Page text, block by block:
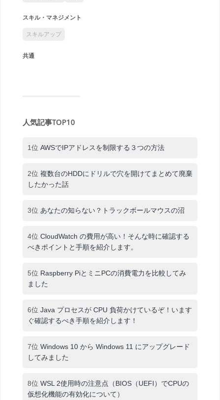
スキル・マネジメント
スキルアップ
共通
人気記事TOP10
1位 AWSでIPアドレスを制限する３つの方法
2位 複数台のHDDにドリルで穴を開けてまとめて廃棄
したかった話
3位 あなたの知らない？トラックボールマウスの沼
4位 CloudWatch の費用が高い！そんな時に確認する
べきポイントと手順を紹介します。
5位 Raspberry PiとミニPCの消費電力を比較してみ
ました
6位 Java プロセスが CPU 負荷かけているぞ！います
ぐ確認するべき手順を紹介します！
7位 Windows 10 から Windows 11 にアップグレード
してみました
8位 WSL 2使用時の注意点（BIOS（UEFI）でCPUの
仮想化機能の有効化について）